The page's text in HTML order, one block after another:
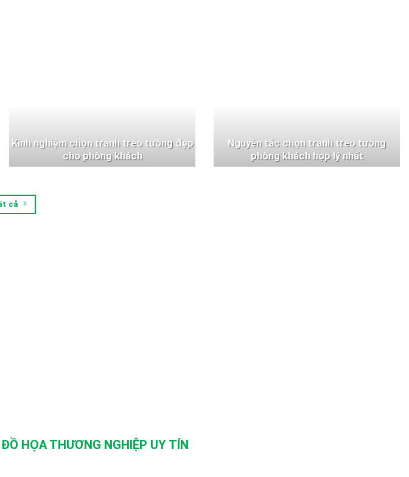
Kinh nghiệm chọn tranh treo tường đẹp
cho phòng khách
Nguyên tắc chọn tranh treo tường
phòng khách hợp lý nhất
cả
HỌA THƯƠNG NGHIỆP UY TÍN